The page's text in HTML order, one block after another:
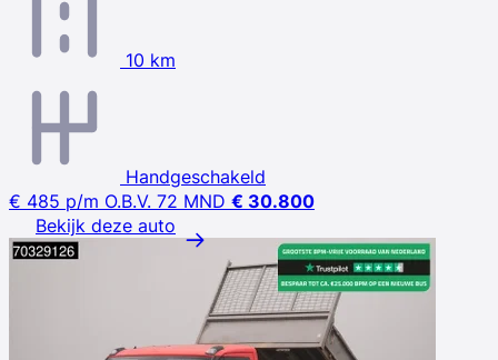
10 km
Handgeschakeld
€ 485 p/m O.B.V. 72 MND € 30.800
Bekijk deze auto